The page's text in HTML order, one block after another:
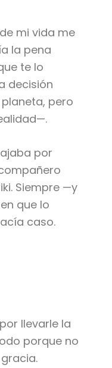
mi vida me
la pena
te lo
decisión
pero
por
Siempre —y
que lo
caso.
llevarle la
porque no